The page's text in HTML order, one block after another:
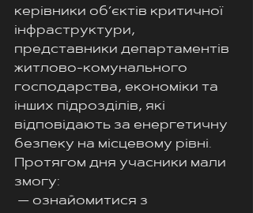
керівники об’єктів критичної
інфраструктури,
представники департаментів
житлово-комунального
господарства, економіки та
інших підрозділів, які
відповідають за енергетичну
безпеку на місцевому рівні.
Протягом дня учасники мали
змогу:
— ознайомитися з